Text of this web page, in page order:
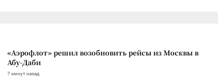
«Аэрофлот» решил возобновить рейсы из Москвы в
Абу-Даби
7 минут назад